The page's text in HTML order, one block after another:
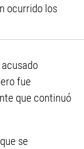
ocurrido los
fue
que continuó
se